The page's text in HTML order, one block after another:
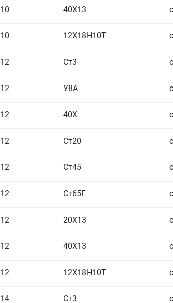
10 40Х13
10 12Х18Н10Т
12 Ст3
12 У8А
12 40Х
12 Ст20
12 Ст45
12 Ст65Г
12 20Х13
12 40Х13
12 12Х18Н10Т
14 Ст3